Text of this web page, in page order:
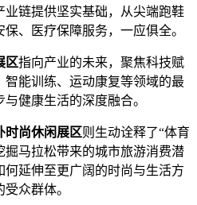
业链提供坚实基础，从尖端跑鞋
、医疗保障服务，一应俱全。
区指向产业的未来，聚焦科技赋
智能训练、运动康复等领域的最
健康生活的深度融合。
时尚休闲展区则生动诠释了“体育
掘马拉松带来的城市旅游消费潜
何延伸至更广阔的时尚与生活方
众群体。